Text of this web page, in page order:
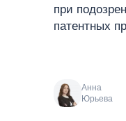
при
патентных
Анна
Юрьева